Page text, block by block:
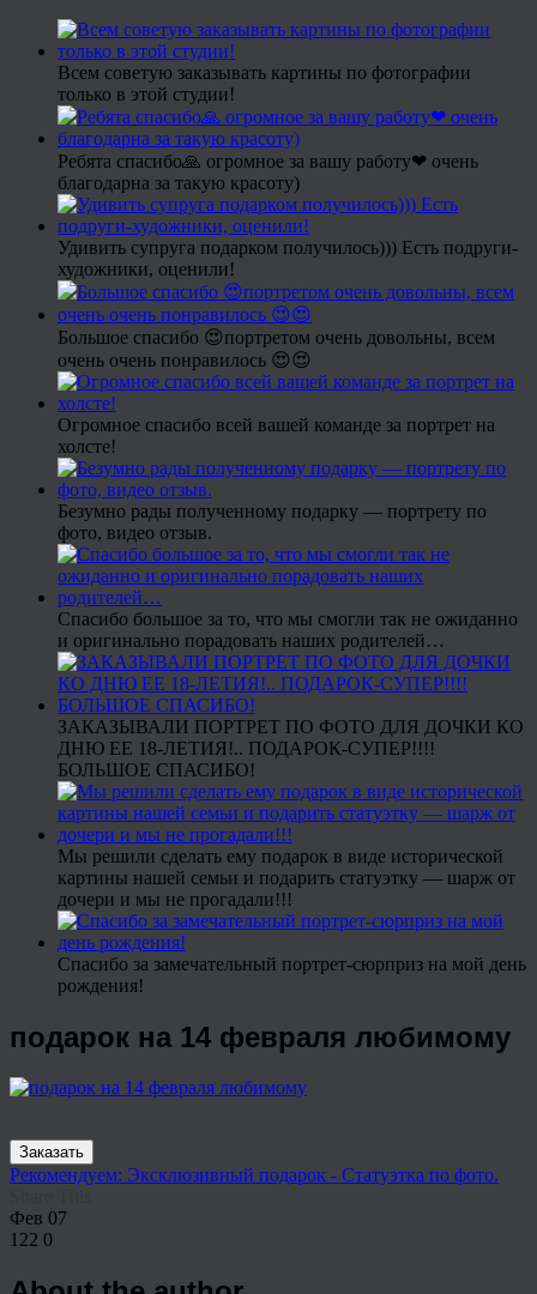
Всем советую заказывать картины по фотографии
только в этой студии!
Ребята спасибо🙏 огромное за вашу работу❤ очень
благодарна за такую красоту)
Удивить супруга подарком получилось))) Есть подруги-
художники, оценили!
Большое спасибо 😍портретом очень довольны, всем
очень очень понравилось 😍😍
Огромное спасибо всей вашей команде за портрет на
холсте!
Безумно рады полученному подарку — портрету по
фото, видео отзыв.
Спасибо большое за то, что мы смогли так не ожиданно
и оригинально порадовать наших родителей…
ЗАКАЗЫВАЛИ ПОРТРЕТ ПО ФОТО ДЛЯ ДОЧКИ КО
ДНЮ ЕЕ 18-ЛЕТИЯ!.. ПОДАРОК-СУПЕР!!!!
БОЛЬШОЕ СПАСИБО!
Мы решили сделать ему подарок в виде исторической
картины нашей семьи и подарить статуэтку — шарж от
дочери и мы не прогадали!!!
Спасибо за замечательный портрет-сюрприз на мой день
рождения!
подарок на 14 февраля любимому
Заказать
Рекомендуем: Эксклюзивный подарок - Статуэтка по фото.
Фев 07
122 0